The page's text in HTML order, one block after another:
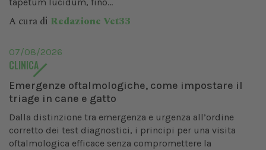
tapetum lucidum, fino...
A cura di Redazione Vet33
07/08/2026
CLINICA
Emergenze oftalmologiche, come impostare il
triage in cane e gatto
Dalla distinzione tra emergenza e urgenza all’ordine
corretto dei test diagnostici, i principi per una visita
oftalmologica efficace senza compromettere la